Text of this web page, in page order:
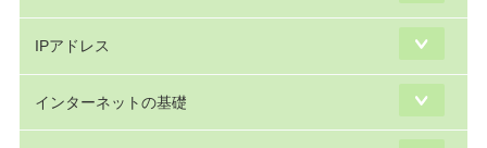
IPアドレス
インターネットの基礎